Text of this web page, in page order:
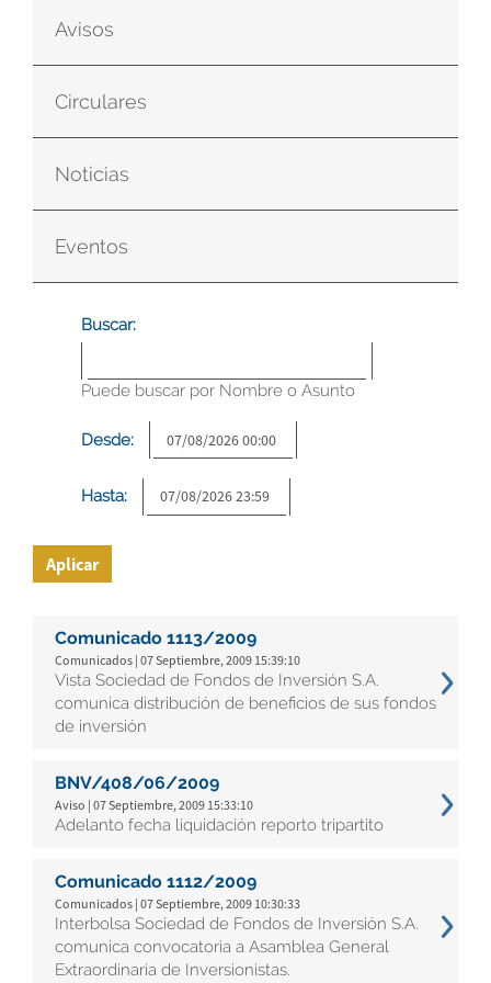
Avisos
Circulares
Noticias
Eventos
Buscar:
Puede buscar por Nombre o Asunto
Desde:
Hasta:
Aplicar
Comunicado 1113/2009
Comunicados | 07 Septiembre, 2009 15:39:10
Vista Sociedad de Fondos de Inversión S.A.
comunica distribución de beneficios de sus fondos
de inversión
BNV/408/06/2009
Aviso | 07 Septiembre, 2009 15:33:10
Adelanto fecha liquidación reporto tripartito
Comunicado 1112/2009
Comunicados | 07 Septiembre, 2009 10:30:33
Interbolsa Sociedad de Fondos de Inversión S.A.
comunica convocatoria a Asamblea General
Extraordinaria de Inversionistas.